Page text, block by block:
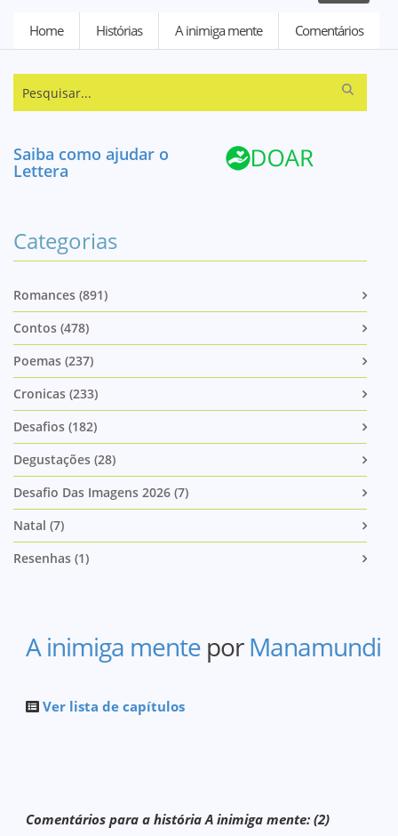
Home Histórias A inimiga mente Comentários
Saiba como ajudar o
Lettera
Categorias
Romances (891)
Contos (478)
Poemas (237)
Cronicas (233)
Desafios (182)
Degustações (28)
Desafio Das Imagens 2026 (7)
Natal (7)
Resenhas (1)
A inimiga mente porManamundi
Ver lista de capítulos
Comentários para a história A inimiga mente: (2)